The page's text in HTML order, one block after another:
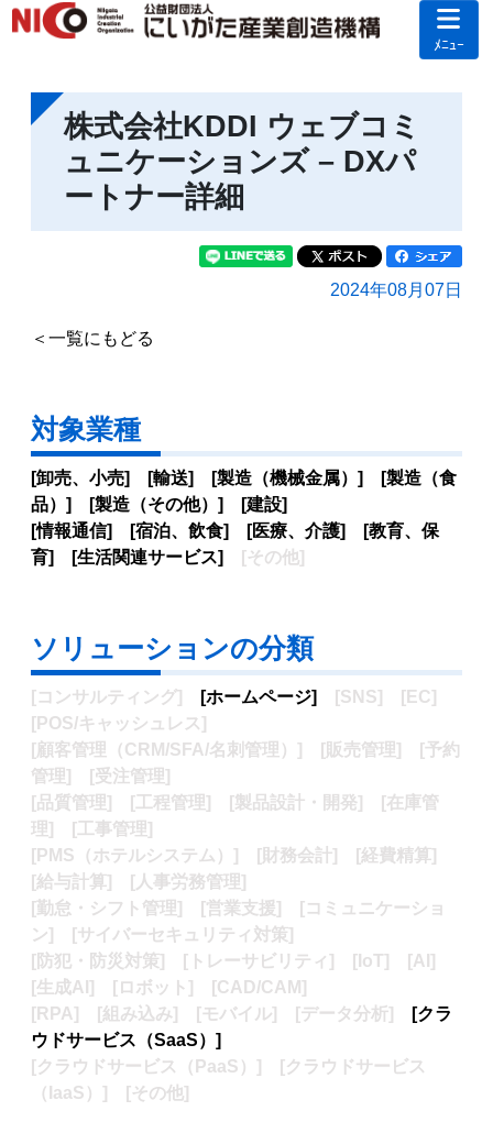
ﾒﾆｭｰ
株式会社KDDI ウェブコミ
ュニケーションズ – DXパ
ートナー詳細
2024年08月07日
＜一覧にもどる
対象業種
[卸売、小売] [輸送] [製造（機械金属）] [製造（食
品）] [製造（その他）] [建設]
[情報通信] [宿泊、飲食] [医療、介護] [教育、保
育] [生活関連サービス]
[その他]
ソリューションの分類
[コンサルティング] [ホームページ]
[SNS] [EC]
[POS/キャッシュレス]
[顧客管理（CRM/SFA/名刺管理）] [販売管理] [予約
管理] [受注管理]
[品質管理] [工程管理] [製品設計・開発] [在庫管
理] [工事管理]
[PMS（ホテルシステム）] [財務会計] [経費精算]
[給与計算] [人事労務管理]
[勤怠・シフト管理] [営業支援] [コミュニケーショ
ン] [サイバーセキュリティ対策]
[防犯・防災対策] [トレーサビリティ] [IoT] [AI]
[生成AI] [ロボット] [CAD/CAM]
[RPA] [組み込み] [モバイル] [データ分析]
[クラ
ウドサービス（SaaS）]
[クラウドサービス（PaaS）]
[クラウドサービス
（IaaS）] [その他]